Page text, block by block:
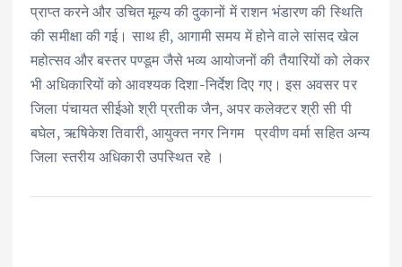
प्राप्त करने और उचित मूल्य की दुकानों में राशन भंडारण की स्थिति
की समीक्षा की गई। साथ ही, आगामी समय में होने वाले सांसद खेल
महोत्सव और बस्तर पण्डूम जैसे भव्य आयोजनों की तैयारियों को लेकर
भी अधिकारियों को आवश्यक दिशा-निर्देश दिए गए। इस अवसर पर
जिला पंचायत सीईओ श्री प्रतीक जैन, अपर कलेक्टर श्री सी पी
बघेल, ऋषिकेश तिवारी, आयुक्त नगर निगम प्रवीण वर्मा सहित अन्य
जिला स्तरीय अधिकारी उपस्थित रहे ।